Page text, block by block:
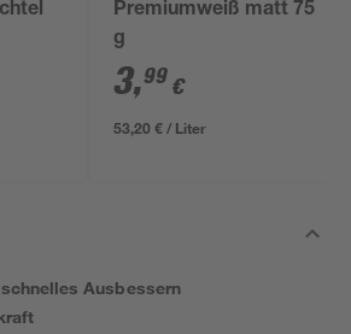
Premiumweiß matt 75
g
3,99 €
53,20 € / Liter
Ausbessern